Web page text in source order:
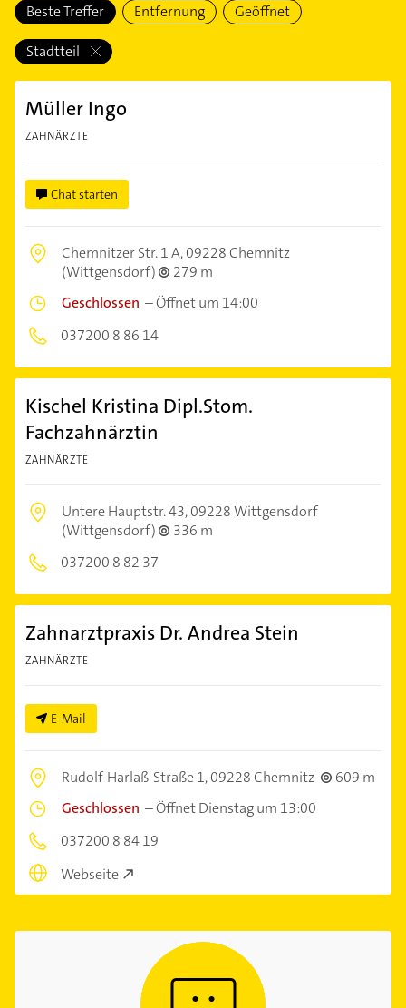
Beste Treffer Entfernung Geöffnet
Stadtteil
Müller Ingo
ZAHNÄRZTE
Chat starten
Chemnitzer Str. 1 A,09228 Chemnitz
(Wittgensdorf)
279 m
Geschlossen –Öffnet um 14:00
037200 8 86 14
Kischel Kristina Dipl.Stom.
Fachzahnärztin
ZAHNÄRZTE
Untere Hauptstr. 43,09228 Wittgensdorf
(Wittgensdorf)
336 m
037200 8 82 37
Zahnarztpraxis Dr. Andrea Stein
ZAHNÄRZTE
E-Mail
Rudolf-Harlaß-Straße 1,09228 Chemnitz
609 m
Geschlossen –Öffnet Dienstag um 13:00
037200 8 84 19
Webseite